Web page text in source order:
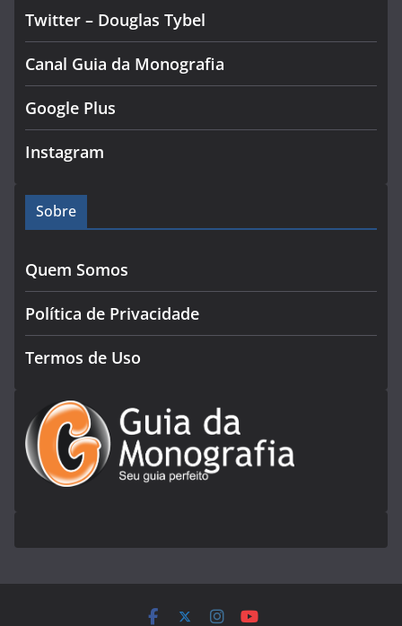
Twitter – Douglas Tybel
Canal Guia da Monografia
Google Plus
Instagram
Sobre
Quem Somos
Política de Privacidade
Termos de Uso